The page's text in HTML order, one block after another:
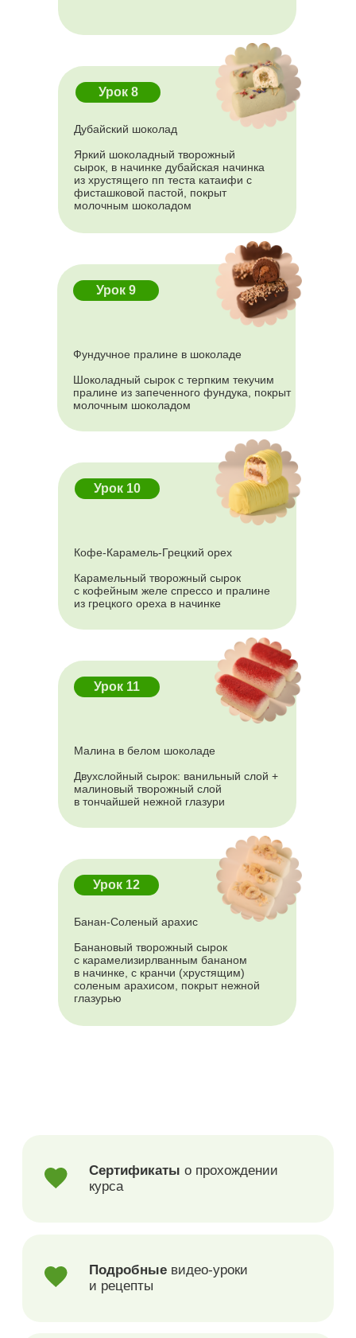
Урок 12
Банан-Соленый арахис
Банановый творожный сырок
с карамелизирлванным бананом
в начинке, с кранчи (хрустящим)
соленым арахисом, покрыт нежной
глазурью
Малина в белом шоколаде
Двухслойный сырок: ванильный слой +
малиновый творожный слой
в тончайшей нежной глазури
Фундучное пралине в шоколаде
Шоколадный сырок с терпким текучим
пралине из запеченного фундука, покрыт
молочным шоколадом
Дубайский шоколад
Яркий шоколадный творожный
сырок, в начинке дубайская начинка
из хрустящего пп теста катаифи с
фисташковой пастой, покрыт
молочным шоколадом
Урок 10
Урок 11
Урок 9
Урок 8
Кофе-Карамель-Грецкий орех
Карамельный творожный сырок
с кофейным желе спрессо и пралине
из грецкого ореха в начинке
АНО ДПО “Академия кондитерского искусства”
ОГРН 1215400030010
help@keyco.ru
Договор оферты